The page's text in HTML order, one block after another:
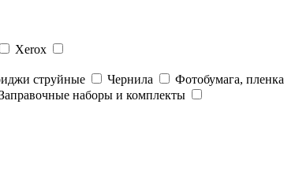
Xerox
струйные Чернила Фотобумага, пленка
наборы и комплекты